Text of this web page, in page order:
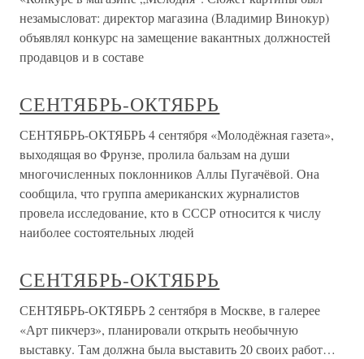
незамысловат: директор магазина (Владимир Винокур)
объявлял конкурс на замещение вакантных должностей
продавцов и в составе
СЕНТЯБРЬ-ОКТЯБРЬ
СЕНТЯБРЬ-ОКТЯБРЬ 4 сентября «Молодёжная газета»,
выходящая во Фрунзе, пролила бальзам на души
многочисленных поклонников Аллы Пугачёвой. Она
сообщила, что группа американских журналистов
провела исследование, кто в СССР относится к числу
наиболее состоятельных людей
СЕНТЯБРЬ-ОКТЯБРЬ
СЕНТЯБРЬ-ОКТЯБРЬ 2 сентября в Москве, в галерее
«Арт пикчерз», планировали открыть необычную
выставку. Там должна была выставить 20 своих работ…